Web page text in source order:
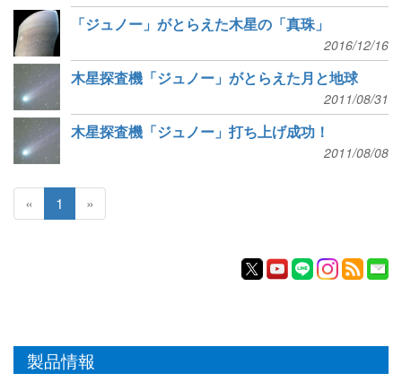
「ジュノー」がとらえた木星の「真珠」
2016/12/16
木星探査機「ジュノー」がとらえた月と地球
2011/08/31
木星探査機「ジュノー」打ち上げ成功！
2011/08/08
« 1 »
製品情報